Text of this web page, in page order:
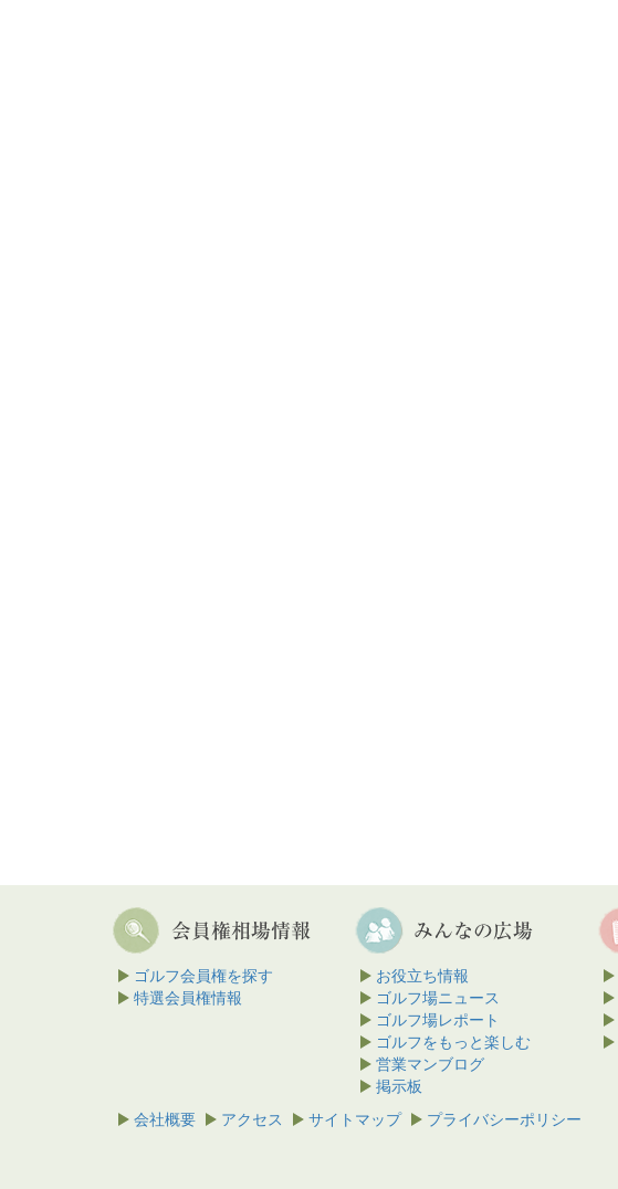
ゴルフ会員権を探す
特選会員権情報
お役立ち情報
ゴルフ場ニュース
ゴルフ場レポート
ゴルフをもっと楽しむ
営業マンブログ
掲示板
会社概要 アクセス サイトマップ プライバシーポリシー